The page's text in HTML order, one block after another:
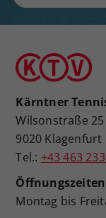
Kärntner
Wilsonstraße 25
9020 Klagenfurt
Tel.: +43 463
Montag bis